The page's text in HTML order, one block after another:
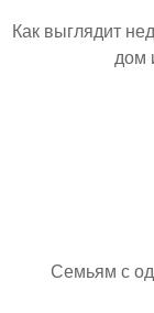
Как выглядит
дом
Семьям с